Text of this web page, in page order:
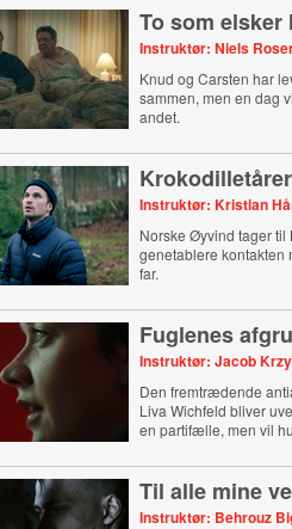
To som elsker
Instruktør: Niels
Knud og Carsten har
sammen, men en dag
andet.
Krokodilletårer
Instruktør: Kristian
Norske Øyvind tager til
genetablere kontakten
far.
Fuglenes
Instruktør: Jacob
Den fremtrædende
Liva Wichfeld bliver
en partifælle, men vil
Til alle mine
Instruktør: Behrouz